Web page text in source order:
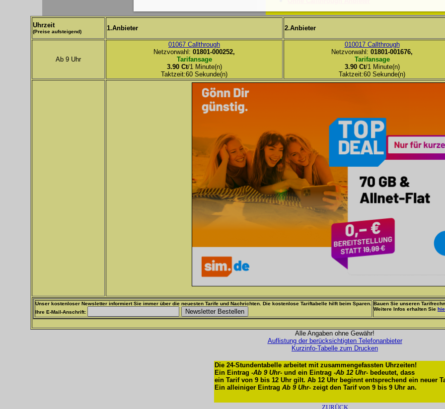
Uhrzeit
(Preise aufsteigend) 1.Anbieter 2.Anbieter
Ab 9 Uhr
01067 Callthrough
Netzvorwahl: 01801-000252,
Tarifansage
3.90 Ct/1 Minute(n)
Taktzeit:60 Sekunde(n)
010017 Callthrough
Netzvorwahl: 01801-001676,
Tarifansage
3.90 Ct/1 Minute(n)
Taktzeit:60 Sekunde(n)
Unser kostenloser Newsletter informiert Sie immer über die neuesten Tarife und Nachrichten. Die kostenlose Tariftabelle hilft beim Sparen.
Ihre E-Mail-Anschrift:
Bauen Sie unseren
Weitere Infos erhalten Sie
Alle Angaben ohne Gewähr!
Auflistung der berücksichtigten Telefonanbieter
Kurzinfo-Tabelle zum Drucken
Die 24-Stundentabelle arbeitet mit zusammengefassten Uhrzeiten!
Ein Eintrag -Ab 9 Uhr- und ein Eintrag -Ab 12 Uhr- bedeutet, dass
ein Tarif von 9 bis 12 Uhr gilt. Ab 12 Uhr beginnt entsprechend ein neuer
Ein alleiniger Eintrag Ab 9 Uhr- zeigt den Tarif von 9 bis 9 Uhr an.
ZURÜCK